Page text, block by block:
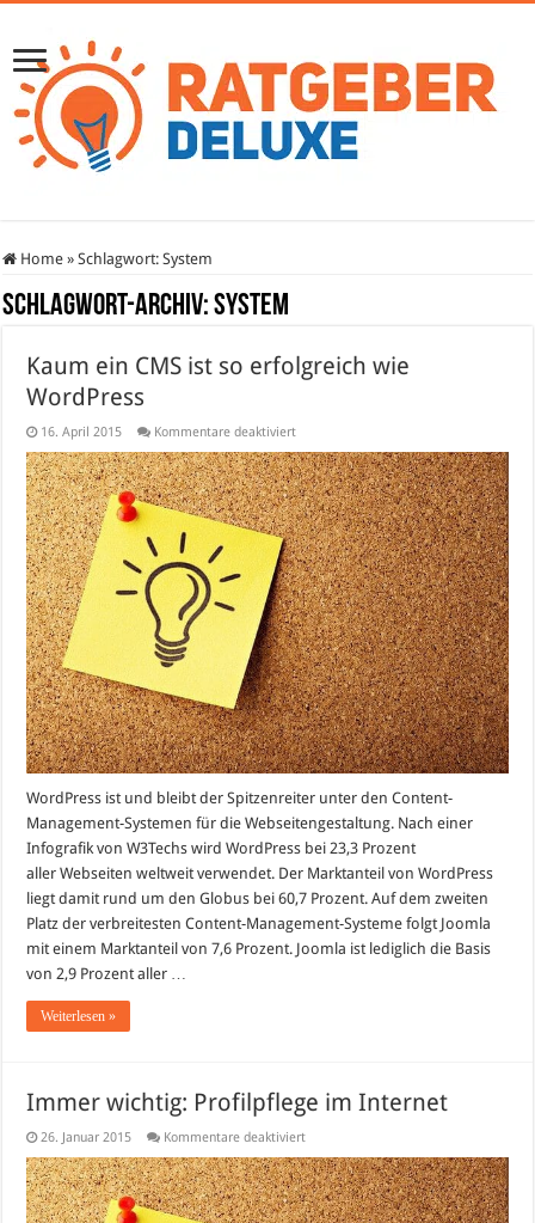
Home » Schlagwort:System
Schlagwort-Archiv:System
Kaum ein CMS ist so erfolgreich wie
WordPress
16. April 2015 Kommentare deaktiviertfür
ein
CMS
ist
so
erfolgreich
wie
WordPress
WordPress ist und bleibt der Spitzenreiter unter den Content-
Management-Systemen für die Webseitengestaltung. Nach einer
Infografik von W3Techs wird WordPress bei 23,3 Prozent
aller Webseiten weltweit verwendet. Der Marktanteil von WordPress
liegt damit rund um den Globus bei 60,7 Prozent. Auf dem zweiten
Platz der verbreitesten Content-Management-Systeme folgt Joomla
mit einem Marktanteil von 7,6 Prozent. Joomla ist lediglich die Basis
von 2,9 Prozent aller …
Weiterlesen »
Immer wichtig: Profilpflege im Internet
26. Januar 2015 Kommentare deaktiviertfür
wichtig:
Profilpflege
im
Internet